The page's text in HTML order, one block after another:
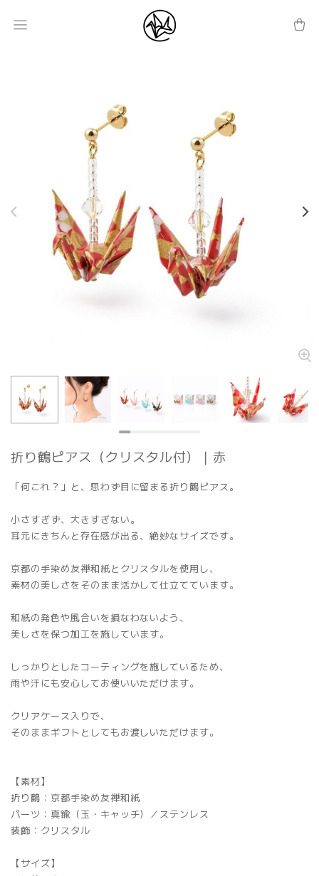
折り鶴ピアス（クリスタル付）｜赤
「何これ？」と、思わず目に留まる折り鶴ピアス。
小さすぎず、大きすぎない。
耳元にきちんと存在感が出る、絶妙なサイズです。
京都の手染め友禅和紙とクリスタルを使用し、
素材の美しさをそのまま活かして仕立てています。
和紙の発色や風合いを損なわないよう、
美しさを保つ加工を施しています。
しっかりとしたコーティングを施しているため、
雨や汗にも安心してお使いいただけます。
クリアケース入りで、
そのままギフトとしてもお渡しいただけます。
【素材】
折り鶴：京都手染め友禅和紙
パーツ：真鍮（玉・キャッチ）／ステンレス
装飾：クリスタル
【サイズ】